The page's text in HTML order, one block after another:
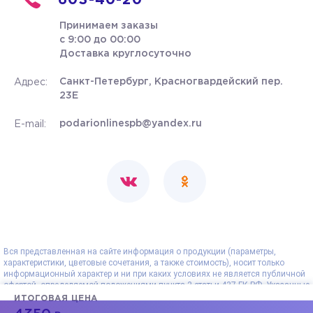
ИТОГОВАЯ ЦЕНА
Принимаем заказы
с 9:00 до 00:00
Доставка круглосуточно
Адрес:
Санкт-Петербург, Красногвардейский пер.
23Е
E-mail: podarionlinespb@yandex.ru
Вся представленная на сайте информация о продукции (параметры,
характеристики, цветовые сочетания, а также стоимость), носит только
информационный характер и ни при каких условиях не является публичной
офертой, определяемой положениями пункта 2 статьи 437 ГК РФ. Указанные
на сайте цены - рекомендованные и могут отличаться от действительных
цен. Все данные, представленные на сайте, носят сугубо информационный